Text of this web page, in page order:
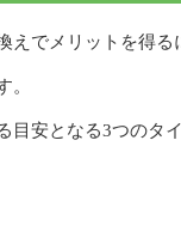
えでメリットを得る
。
目安となる3つのタ